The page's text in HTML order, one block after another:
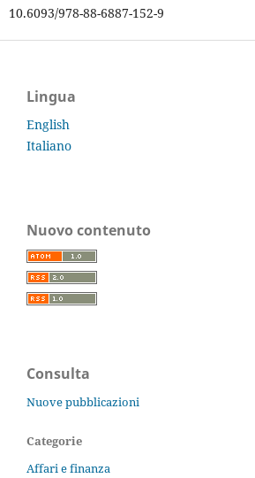
10.6093/978-88-6887-152-9
Lingua
English
Italiano
Nuovo contenuto
Consulta
Nuove pubblicazioni
Categorie
Affari e finanza